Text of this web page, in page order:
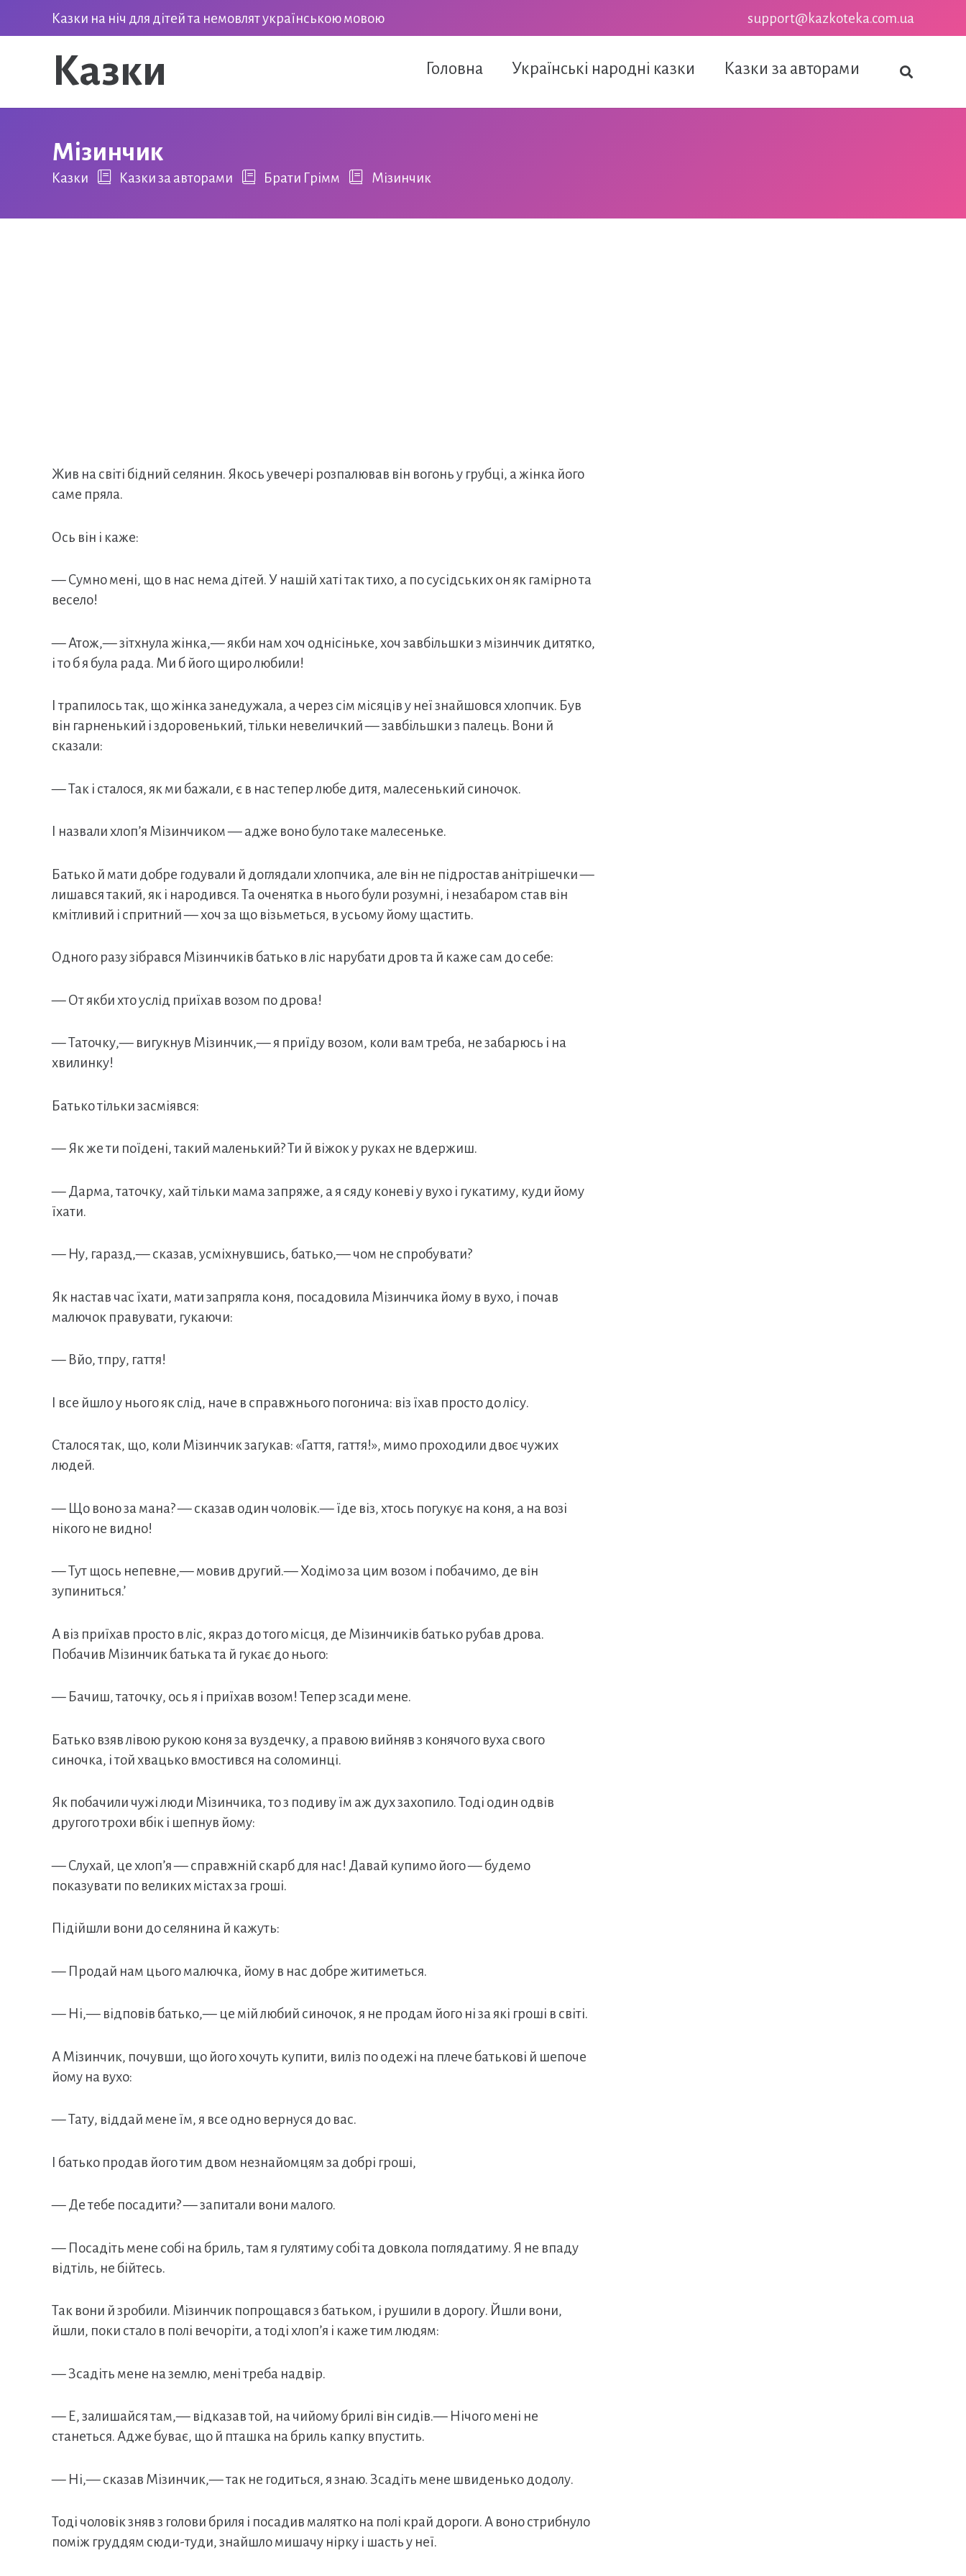
Казки на ніч для дітей та немовлят українською мовою support@kazkoteka.com.ua
Казки Головна Українські народні казки Казки за авторами
Мізинчик
Казки Казки за авторами Брати Грімм Мізинчик
Жив на світі бідний селянин. Якось увечері розпалював він вогонь у грубці, а жінка його
саме пряла.
Ось він і каже:
— Сумно мені, що в нас нема дітей. У нашій хаті так тихо, а по сусідських он як гамірно та
весело!
— Атож,— зітхнула жінка,— якби нам хоч однісіньке, хоч завбільшки з мізинчик дитятко,
і то б я була рада. Ми б його щиро любили!
І трапилось так, що жінка занедужала, а через сім місяців у неї знайшовся хлопчик. Був
він гарненький і здоровенький, тільки невеличкий — завбільшки з палець. Вони й
сказали:
— Так і сталося, як ми бажали, є в нас тепер любе дитя, малесенький синочок.
І назвали хлоп’я Мізинчиком — адже воно було таке малесеньке.
Батько й мати добре годували й доглядали хлопчика, але він не підростав анітрішечки —
лишався такий, як і народився. Та оченятка в нього були розумні, і незабаром став він
кмітливий і спритний — хоч за що візьметься, в усьому йому щастить.
Одного разу зібрався Мізинчиків батько в ліс нарубати дров та й каже сам до себе:
— От якби хто услід приїхав возом по дрова!
— Таточку,— вигукнув Мізинчик,— я приїду возом, коли вам треба, не забарюсь і на
хвилинку!
Батько тільки засміявся:
— Як же ти поїдені, такий маленький? Ти й віжок у руках не вдержиш.
— Дарма, таточку, хай тільки мама запряже, а я сяду коневі у вухо і гукатиму, куди йому
їхати.
— Ну, гаразд,— сказав, усміхнувшись, батько,— чом не спробувати?
Як настав час їхати, мати запрягла коня, посадовила Мізинчика йому в вухо, і почав
малючок правувати, гукаючи:
— Вйо, тпру, гаття!
І все йшло у нього як слід, наче в справжнього погонича: віз їхав просто до лісу.
Сталося так, що, коли Мізинчик загукав: «Гаття, гаття!», мимо проходили двоє чужих
людей.
— Що воно за мана? — сказав один чоловік.— їде віз, хтось погукує на коня, а на возі
нікого не видно!
— Тут щось непевне,— мовив другий.— Ходімо за цим возом і побачимо, де він
зупиниться.’
А віз приїхав просто в ліс, якраз до того місця, де Мізинчиків батько рубав дрова.
Побачив Мізинчик батька та й гукає до нього:
— Бачиш, таточку, ось я і приїхав возом! Тепер зсади мене.
Батько взяв лівою рукою коня за вуздечку, а правою вийняв з конячого вуха свого
синочка, і той хвацько вмостився на соломинці.
Як побачили чужі люди Мізинчика, то з подиву їм аж дух захопило. Тоді один одвів
другого трохи вбік і шепнув йому:
— Слухай, це хлоп’я — справжній скарб для нас! Давай купимо його — будемо
показувати по великих містах за гроші.
Підійшли вони до селянина й кажуть:
— Продай нам цього малючка, йому в нас добре житиметься.
— Ні,— відповів батько,— це мій любий синочок, я не продам його ні за які гроші в світі.
А Мізинчик, почувши, що його хочуть купити, виліз по одежі на плече батькові й шепоче
йому на вухо:
— Тату, віддай мене їм, я все одно вернуся до вас.
І батько продав його тим двом незнайомцям за добрі гроші,
— Де тебе посадити? — запитали вони малого.
— Посадіть мене собі на бриль, там я гулятиму собі та довкола поглядатиму. Я не впаду
відтіль, не бійтесь.
Так вони й зробили. Мізинчик попрощався з батьком, і рушили в дорогу. Йшли вони,
йшли, поки стало в полі вечоріти, а тоді хлоп’я і каже тим людям:
— Зсадіть мене на землю, мені треба надвір.
— Е, залишайся там,— відказав той, на чийому брилі він сидів.— Нічого мені не
станеться. Адже буває, що й пташка на бриль капку впустить.
— Ні,— сказав Мізинчик,— так не годиться, я знаю. Зсадіть мене швиденько додолу.
Тоді чоловік зняв з голови бриля і посадив малятко на полі край дороги. А воно стрибнуло
поміж груддям сюди-туди, знайшло мишачу нірку і шасть у неї.